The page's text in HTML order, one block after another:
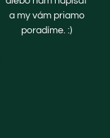
a my vám priamo
poradíme. :)